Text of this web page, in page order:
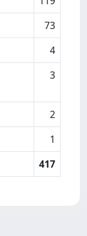
73
4
3
2
1
417